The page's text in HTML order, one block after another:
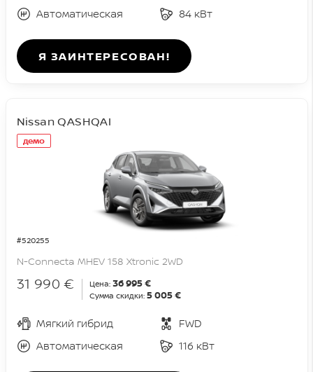
Автоматическая
84 кВт
Я ЗАИНТЕРЕСОВАН!
демо
#520255
Nissan QASHQAI
N-Connecta MHEV 158 Xtronic 2WD
31 990 € Цена: 36 995 €
Сумма скидки: 5 005 €
Мягкий гибрид
FWD
Автоматическая
116 кВт